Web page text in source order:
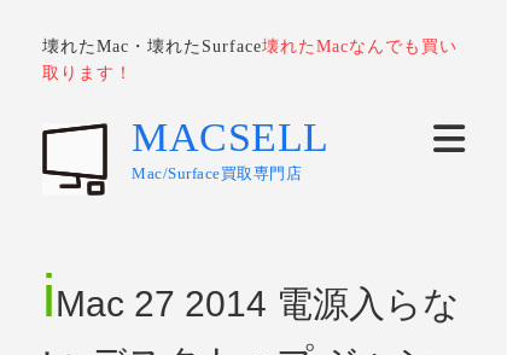
壊れたMac・壊れたSurface壊れたMacなんでも買い
取ります！
MACSELL
Mac/Surface買取専門店
iMac 27 2014 電源入らな